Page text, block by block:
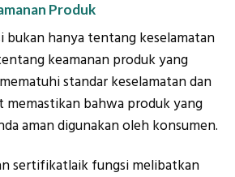
Produk
hanya tentang keselamatan
keamanan produk yang
standar keselamatan dan
memastikan bahwa produk yang
aman digunakan oleh konsumen.
sertifikatlaik fungsi melibatkan